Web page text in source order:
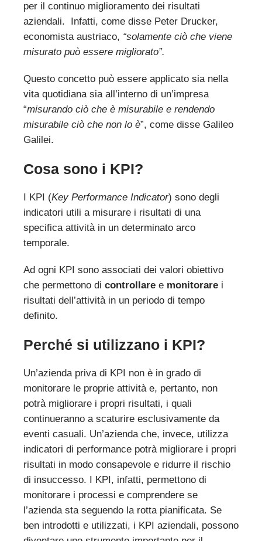
per il continuo miglioramento dei risultati
aziendali. Infatti, come disse Peter Drucker,
economista austriaco, “solamente ciò che viene
misurato può essere migliorato”.
Questo concetto può essere applicato sia nella
vita quotidiana sia all’interno di un’impresa
“misurando ciò che è misurabile e rendendo
misurabile ciò che non lo è”, come disse Galileo
Galilei.
Cosa sono i KPI?
I KPI (Key Performance Indicator) sono degli
indicatori utili a misurare i risultati di una
specifica attività in un determinato arco
temporale.
Ad ogni KPI sono associati dei valori obiettivo
che permettono di controllaree monitorarei
risultati dell’attività in un periodo di tempo
definito.
Perché si utilizzano i KPI?
Un’azienda priva di KPI non è in grado di
monitorare le proprie attività e, pertanto, non
potrà migliorare i propri risultati, i quali
continueranno a scaturire esclusivamente da
eventi casuali. Un’azienda che, invece, utilizza
indicatori di performance potrà migliorare i propri
risultati in modo consapevole e ridurre il rischio
di insuccesso. I KPI, infatti, permettono di
monitorare i processi e comprendere se
l’azienda sta seguendo la rotta pianificata. Se
ben introdotti e utilizzati, i KPI aziendali, possono